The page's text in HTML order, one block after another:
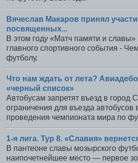
Вячеслав Макаров принял
посвященных...
В этом году «Матч памяти и славы»
главного спортивного события -
футболу.
Что нам ждать от лета?
«черный список»
Автобусам запретят въезд в город
ограничения для въезда автобусов
проведения чемпионата мира по
1-я лига. Тур 8. «Славия»
В пантеоне славы мозырского
наипочетнейшее место — первое